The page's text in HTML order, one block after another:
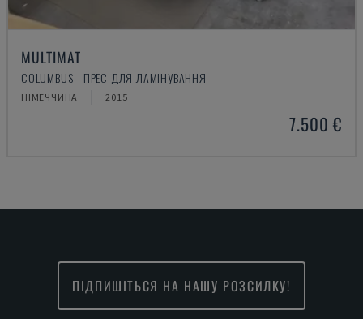
MULTIMAT
COLUMBUS - ПРЕС ДЛЯ ЛАМІНУВАННЯ
НІМЕЧЧИНА 2015
7.500 €
ПІДПИШІТЬСЯ НА НАШУ РОЗСИЛКУ!